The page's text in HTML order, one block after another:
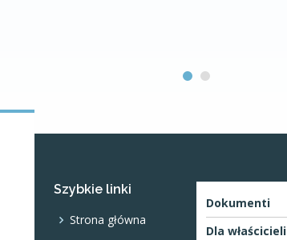
Szybkie linki
Strona główna
Dokumenti
Dla właścicieli